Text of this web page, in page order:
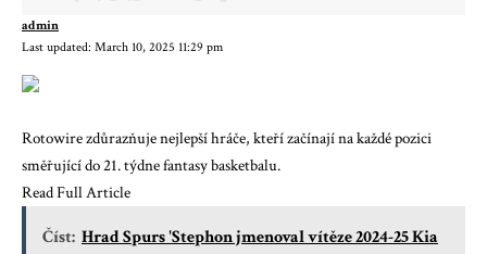
Last updated: March 10, 2025 11:29 pm
admin
Rotowire zdůrazňuje nejlepší hráče, kteří začínají na každé pozici
směřující do 21. týdne fantasy basketbalu.
Read Full Article
Číst: Hrad Spurs 'Stephon jmenoval vítěze 2024-25 Kia